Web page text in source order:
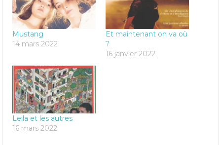
Mustang
14 mars 2022
Et maintenant on va où
?
16 janvier 2022
Leila et les autres
16 mars 2022